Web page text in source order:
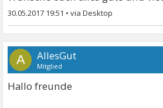
30.05.2017 19:51 •
A AllesGut
Mitglied
Hallo freunde